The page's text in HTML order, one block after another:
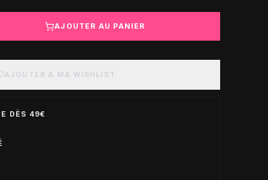
AJOUTER AU PANIER
AJOUTER À MA WISHLIST
DÈS 49€